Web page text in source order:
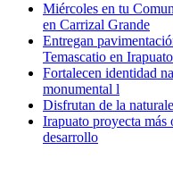
Miércoles en tu
en Carrizal Grande
Entregan
Temascatio en Irapuato
Fortalecen identidad
monumental l
Disfrutan de la
Irapuato proyecta más
desarrollo